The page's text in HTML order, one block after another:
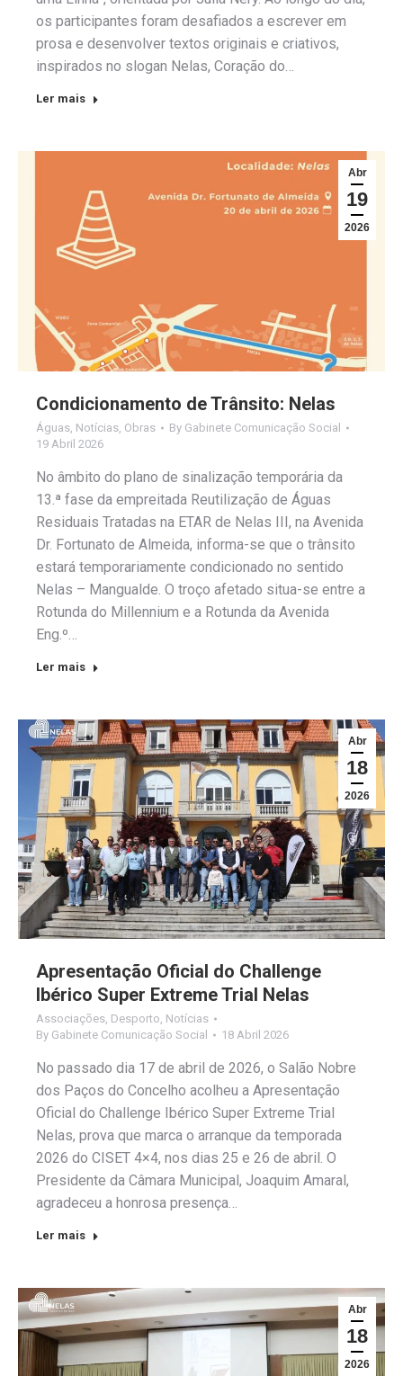
os participantes foram desafiados a escrever em
prosa e desenvolver textos originais e criativos,
inspirados no slogan Nelas, Coração do…
Ler mais
Abr
19
2026
Condicionamento de Trânsito: Nelas
Águas Notícias Obras By Gabinete Comunicação Social
19 Abril 2026
No âmbito do plano de sinalização temporária da
13.ª fase da empreitada Reutilização de Águas
Residuais Tratadas na ETAR de Nelas III, na Avenida
Dr. Fortunato de Almeida, informa-se que o trânsito
estará temporariamente condicionado no sentido
Nelas – Mangualde. O troço afetado situa-se entre a
Rotunda do Millennium e a Rotunda da Avenida
Eng.º…
Ler mais
Abr
18
2026
Apresentação Oficial do Challenge
Ibérico Super Extreme Trial Nelas
Associações, Desporto, Notícias
By Gabinete Comunicação Social 18 Abril 2026
No passado dia 17 de abril de 2026, o Salão Nobre
dos Paços do Concelho acolheu a Apresentação
Oficial do Challenge Ibérico Super Extreme Trial
Nelas, prova que marca o arranque da temporada
2026 do CISET 4×4, nos dias 25 e 26 de abril. O
Presidente da Câmara Municipal, Joaquim Amaral,
agradeceu a honrosa presença…
Ler mais
Abr
18
2026